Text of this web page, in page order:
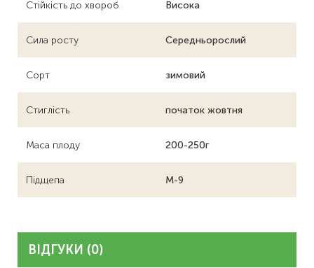
Стійкість до хвороб Висока
Сила росту Середньорослий
Сорт зимовий
Стиглість початок жовтня
Маса плоду 200-250г
Підщепа М-9
ВІДГУКИ (0)